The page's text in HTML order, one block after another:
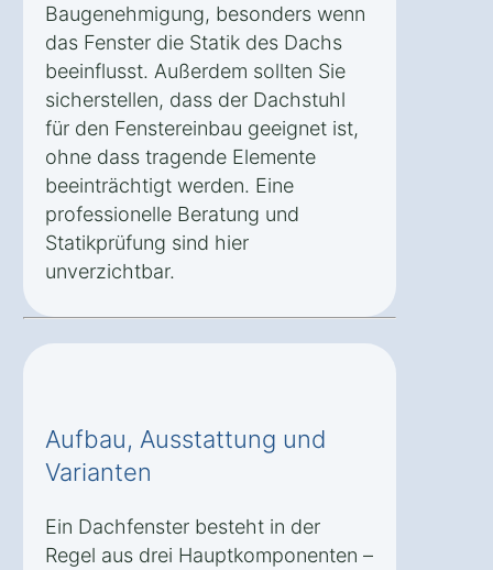
Baugenehmigung, besonders wenn
das Fenster die Statik des Dachs
beeinflusst. Außerdem sollten Sie
sicherstellen, dass der Dachstuhl
für den Fenstereinbau geeignet ist,
ohne dass tragende Elemente
beeinträchtigt werden. Eine
professionelle Beratung und
Statikprüfung sind hier
unverzichtbar.
Aufbau, Ausstattung und
Varianten
Ein Dachfenster besteht in der
Regel aus drei Hauptkomponenten –